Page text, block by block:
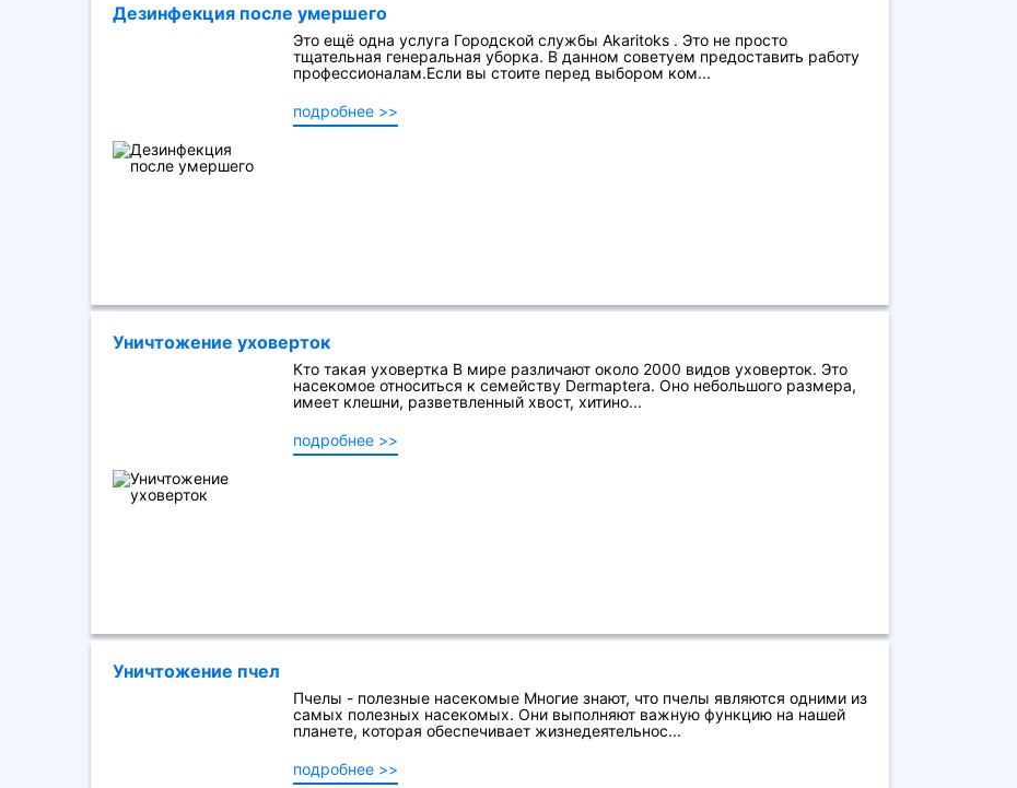
Дезинфекция после умершего
Это ещё одна услуга Городской службы Akaritoks . Это не просто
тщательная генеральная уборка. В данном советуем предоставить работу
профессионалам.Если вы стоите перед выбором ком...
подробнее >>
Уничтожение уховерток
Кто такая уховертка В мире различают около 2000 видов уховерток. Это
насекомое относиться к семейству Dermaptera. Оно небольшого размера,
имеет клешни, разветвленный хвост, хитино...
подробнее >>
Уничтожение пчел
Пчелы - полезные насекомые Многие знают, что пчелы являются одними из
самых полезных насекомых. Они выполняют важную функцию на нашей
планете, которая обеспечивает жизнедеятельнос...
подробнее >>